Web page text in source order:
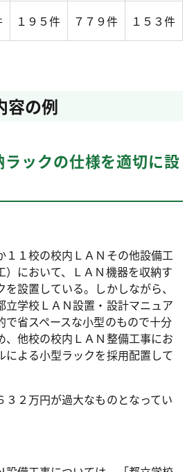
１９５件 ７７９件 １５３件
容の例
ラックの仕様を適切に設
１１校の校内ＬＡＮその他設備工
）において、ＬＡＮ機器を収納す
設置している。しかしながら、
立学校ＬＡＮ設置・設計マニュア
で省スペースな小型のもので十分
、他校の校内ＬＡＮ整備工事にお
による小型ラックを採用配置して
３２万円が過大なものとなってい